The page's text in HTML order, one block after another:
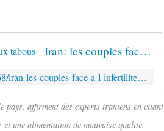
Iran: les couples face à l'infertilité grandissante et aux tabous
http://www.challenges.fr/societe/20160816.AFP4768/iran-les-couples-face-a-l-infertilite-grandissante-et-aux-tabous.html
pays, affirment des experts iraniens en citant
une alimentation de mauvaise qualité.